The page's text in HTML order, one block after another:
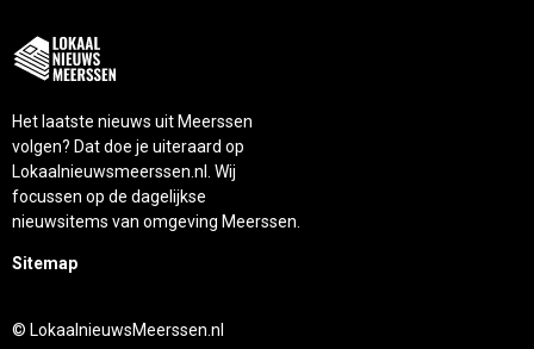
Het laatste nieuws uit Meerssen
volgen? Dat doe je uiteraard op
Lokaalnieuwsmeerssen.nl. Wij
focussen op de dagelijkse
nieuwsitems van omgeving Meerssen.
Sitemap
© LokaalnieuwsMeerssen.nl